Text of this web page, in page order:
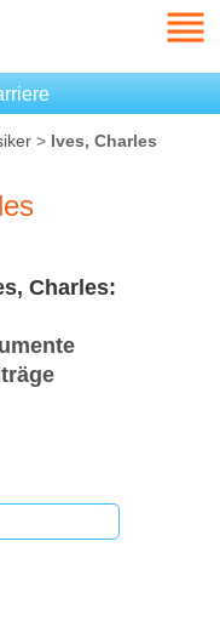
> Ives, Charles
Charles: